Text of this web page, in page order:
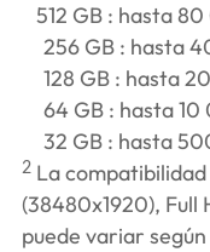
512 GB : hasta
256 GB : hasta
128 GB : hasta
64 GB : hasta 10
32 GB : hasta
2La compatibilidad
(38480x1920), Full
puede variar